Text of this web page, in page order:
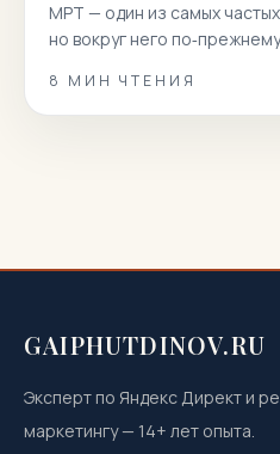
МРТ — один из самых
но вокруг него
пациентов и даем
ответы. Вы узнаете, как
8 МИН ЧТЕНИЯ
GAIPHUTDINOV.RU
Эксперт по Яндекс Директ и
маркетингу— 14+ лет опыта.